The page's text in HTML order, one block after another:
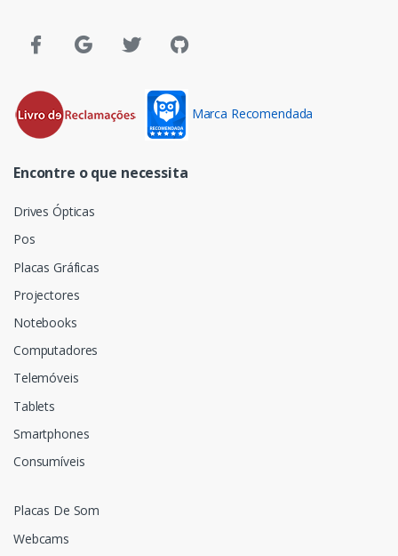
Marca Recomendada
Encontre o que necessita
Drives Ópticas
Pos
Placas Gráficas
Projectores
Notebooks
Computadores
Telemóveis
Tablets
Smartphones
Consumíveis
Placas De Som
Webcams